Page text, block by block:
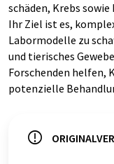
schäden, Krebs
Ihr Ziel ist es,
Labormodelle zu
und tierisches
Forschenden helfen,
potenzielle